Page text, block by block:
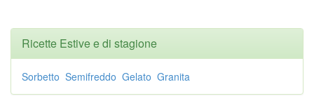
Ricette Estive e di stagione
Sorbetto Semifreddo Gelato Granita